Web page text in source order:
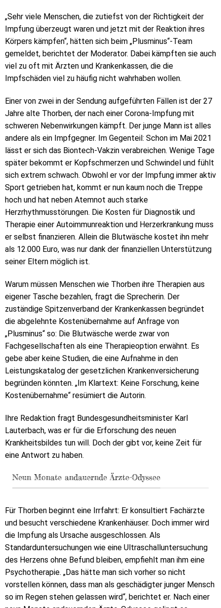
„Sehr viele Menschen, die zutiefst von der Richtigkeit der
Impfung überzeugt waren und jetzt mit der Reaktion ihres
Körpers kämpfen“, hätten sich beim „Plusminus“-Team
gemeldet, berichtet der Moderator. Dabei kämpften sie auch
viel zu oft mit Ärzten und Krankenkassen, die die
Impfschäden viel zu häufig nicht wahrhaben wollen.
Einer von zwei in der Sendung aufgeführten Fällen ist der 27
Jahre alte Thorben, der nach einer Corona-Impfung mit
schweren Nebenwirkungen kämpft. Der junge Mann ist alles
andere als ein Impfgegner. Im Gegenteil: Schon im Mai 2021
lässt er sich das Biontech-Vakzin verabreichen. Wenige Tage
später bekommt er Kopfschmerzen und Schwindel und fühlt
sich extrem schwach. Obwohl er vor der Impfung immer aktiv
Sport getrieben hat, kommt er nun kaum noch die Treppe
hoch und hat neben Atemnot auch starke
Herzrhythmusstörungen. Die Kosten für Diagnostik und
Therapie einer Autoimmunreaktion und Herzerkrankung muss
er selbst finanzieren. Allein die Blutwäsche kostet ihn mehr
als 12.000 Euro, was nur dank der finanziellen Unterstützung
seiner Eltern möglich ist.
Warum müssen Menschen wie Thorben ihre Therapien aus
eigener Tasche bezahlen, fragt die Sprecherin. Der
zuständige Spitzenverband der Krankenkassen begründet
die abgelehnte Kostenübernahme auf Anfrage von
„Plusminus“ so: Die Blutwäsche werde zwar von
Fachgesellschaften als eine Therapieoption erwähnt. Es
gebe aber keine Studien, die eine Aufnahme in den
Leistungskatalog der gesetzlichen Krankenversicherung
begründen könnten. „Im Klartext: Keine Forschung, keine
Kostenübernahme“ resümiert die Autorin.
Ihre Redaktion fragt Bundesgesundheitsminister Karl
Lauterbach, was er für die Erforschung des neuen
Krankheitsbildes tun will. Doch der gibt vor, keine Zeit für
eine Antwort zu haben.
Neun Monate andauernde Ärzte-Odyssee
Für Thorben beginnt eine Irrfahrt: Er konsultiert Fachärzte
und besucht verschiedene Krankenhäuser. Doch immer wird
die Impfung als Ursache ausgeschlossen. Als
Standarduntersuchungen wie eine Ultraschalluntersuchung
des Herzens ohne Befund bleiben, empfiehlt man ihm eine
Psychotherapie. „Das hätte man sich vorher so nicht
vorstellen können, dass man als geschädigter junger Mensch
so im Regen stehen gelassen wird“, berichtet er. Nach einer